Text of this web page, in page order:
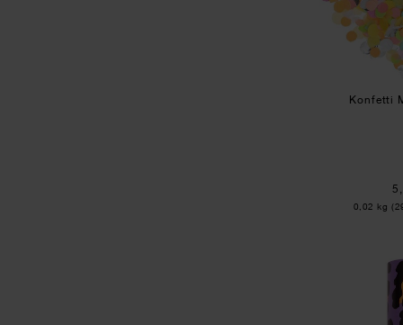
Konfetti
Inhalt:
0,02 kg